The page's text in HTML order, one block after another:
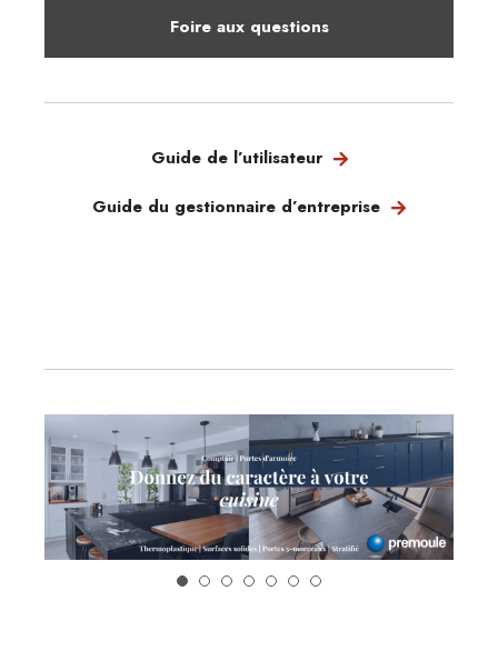
Foire aux questions
Guide de l’utilisateur
Guide du gestionnaire d’entreprise